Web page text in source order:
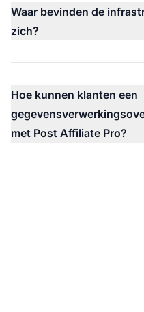
Waar bevinden de
zich?
Hoe kunnen klanten een
met Post Affiliate Pro?